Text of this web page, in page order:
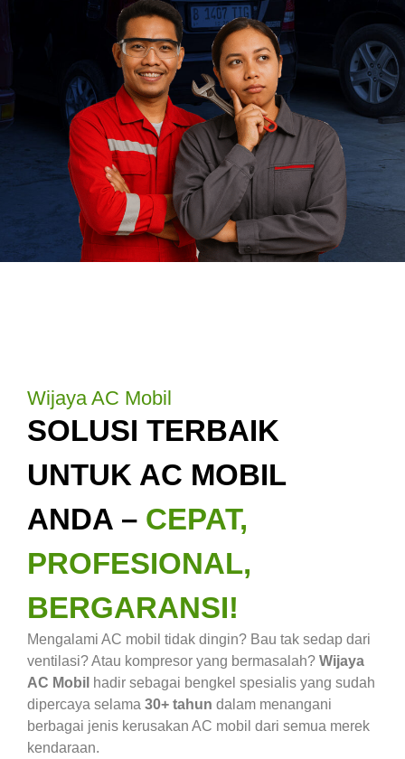
Wijaya AC Mobil
SOLUSI TERBAIK
UNTUK AC MOBIL
ANDA – CEPAT,
PROFESIONAL,
BERGARANSI!
Mengalami AC mobil tidak dingin? Bau tak sedap dari
ventilasi? Atau kompresor yang bermasalah? Wijaya
AC Mobil hadir sebagai bengkel spesialis yang sudah
dipercaya selama 30+ tahun dalam menangani
berbagai jenis kerusakan AC mobil dari semua merek
kendaraan.